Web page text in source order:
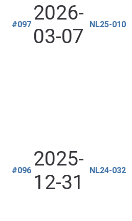
#097 2026-
03-07
NL25-010
#096 2025-
12-31
NL24-032